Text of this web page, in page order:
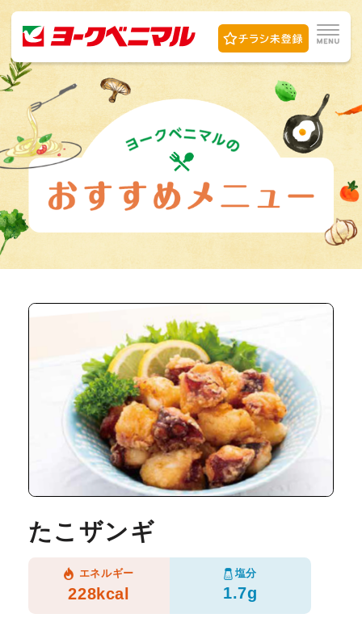
たこザンギ
エネルギー
228kcal
塩分
1.7g